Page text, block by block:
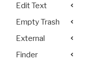
Edit Text
Empty Trash
External
Finder